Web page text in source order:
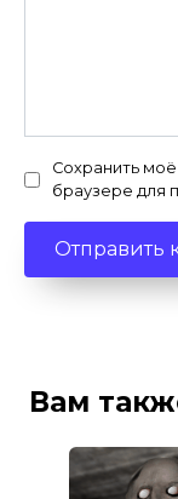
Сохранить
браузере для
Вам